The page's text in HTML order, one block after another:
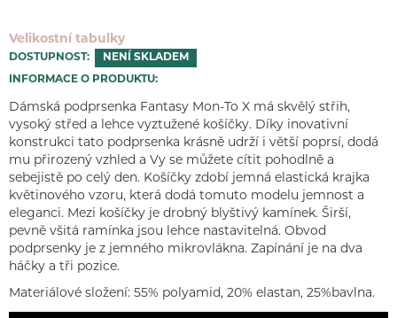
Velikostní tabulky
DOSTUPNOST: NENÍ SKLADEM
INFORMACE O PRODUKTU:
Dámská podprsenka Fantasy Mon-To X má skvělý střih,
vysoký střed a lehce vyztužené košíčky. Díky inovativní
konstrukci tato podprsenka krásně udrží i větší poprsí, dodá
mu přirozený vzhled a Vy se můžete cítit pohodlně a
sebejistě po celý den. Košíčky zdobí jemná elastická krajka
květinového vzoru, která dodá tomuto modelu jemnost a
eleganci. Mezi košíčky je drobný blyštivý kamínek. Širší,
pevně všitá ramínka jsou lehce nastavitelná. Obvod
podprsenky je z jemného mikrovlákna. Zapínání je na dva
háčky a tři pozice.
Materiálové složení: 55% polyamid, 20% elastan, 25%bavlna.